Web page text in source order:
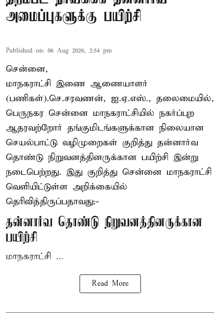
அமைப்புகளுக்கு பயிற்சி
Published on: 06 Aug 2026, 2:54 pm
சென்னை,
மாநகராட்சி இணை ஆணையாளர்
(பணிகள்).செ.சரவணன், ஐ.ஏ.எஸ்., தலைமையில்,
பெருநகர சென்னை மாநகராட்சியில் நகர்ப்புற
ஆதரவற்றோர் தங்குமிடங்களுக்கான நிலையான
செயல்பாட்டு வழிமுறைகள் குறித்து தன்னார்வ
தொண்டு நிறுவனத்தினருக்கான பயிற்சி இன்று
நடைபெற்றது. இது குறித்து சென்னை மாநகராட்சி
வெளியிட்டுள்ள அறிக்கையில்
தெரிவித்திருப்பதாவது:-
தன்னார்வ தொண்டு நிறுவனத்தினருக்கான
பயிற்சி
மாநகராட்சி ...
Read More